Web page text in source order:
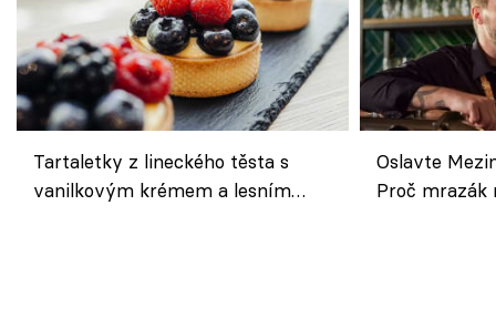
Tartaletky z lineckého těsta s
vanilkovým krémem a lesním
Oslavte
Proč